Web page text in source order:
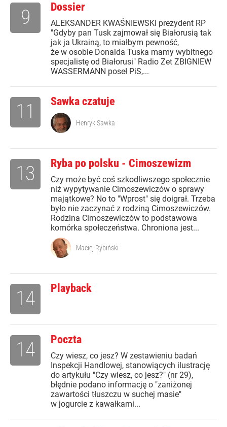
Dossier
ALEKSANDER KWAŚNIEWSKI prezydent RP
"Gdyby pan Tusk zajmował się Białorusią tak
jak ja Ukrainą, to miałbym pewność,
że w osobie Donalda Tuska mamy wybitnego
specjalistę od Białorusi" Radio Zet ZBIGNIEW
WASSERMANN poseł PiS,...
9
Sawka czatuje
11 Henryk Sawka
Ryba po polsku - Cimoszewizm
Czy może być coś szkodliwszego społecznie
niż wypytywanie Cimoszewiczów o sprawy
majątkowe? No to "Wprost" się doigrał. Trzeba
było nie zaczynać z rodziną Cimoszewiczów.
Rodzina Cimoszewiczów to podstawowa
komórka społeczeństwa. Chroniona jest...
13
Maciej Rybiński
Playback
14
Poczta
Czy wiesz, co jesz? W zestawieniu badań
Inspekcji Handlowej, stanowiących ilustrację
do artykułu "Czy wiesz, co jesz?" (nr 29),
błędnie podano informację o "zaniżonej
zawartości tłuszczu w suchej masie"
w jogurcie z kawałkami...
14